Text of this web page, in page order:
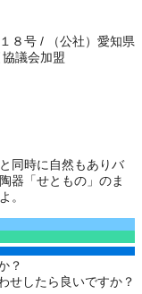
８号 /
（公社）愛知県
議会加盟
同時に自然もありバ
器「せともの」のま
。
？
せしたら良いですか？